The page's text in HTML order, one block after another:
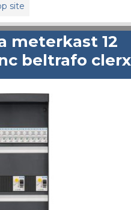
site
meterkast 12
beltrafo clerx